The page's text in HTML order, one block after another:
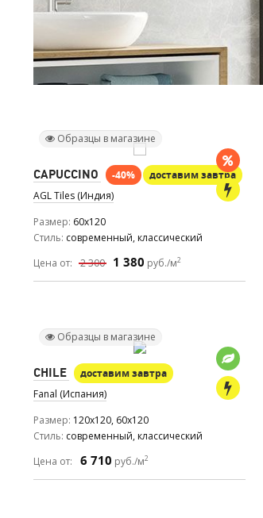
Образцы в магазине
CAPUCCINO -40%
доставим завтра
AGL Tiles (Индия)
Размер 60x120
Стиль современный, классический
Цена от:
2 300 1 380 руб./м2
Образцы в магазине
CHILE
доставим завтра
Fanal (Испания)
Размер 120x120, 60x120
Стиль современный, классический
Цена от:
6 710 руб./м2